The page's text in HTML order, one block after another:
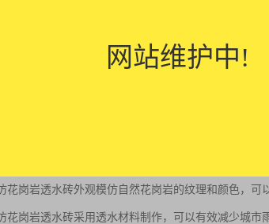
砖是一种特殊的建筑材料，具有以下功能：
仿花岗岩透水砖具有良好的透水性，可以让雨水迅速
仿花岗岩透水砖的表面通常采用特殊的设计，具有较
性：仿花岗岩透水砖采用高强度的建筑材料制作而
花岗岩透水砖外观模仿自然花岗岩的纹理和颜色，可
花岗岩透水砖采用透水材料制作，可以有效减少城
网站维护中!